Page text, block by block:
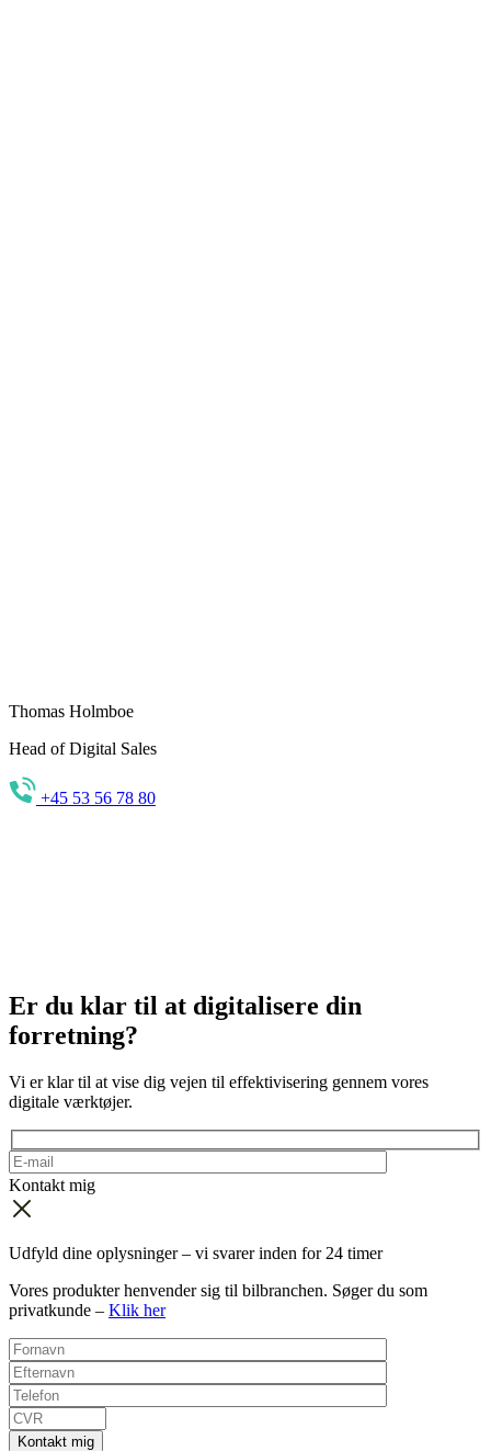
Thomas Holmboe
Head of Digital Sales
+45 53 56 78 80
Er du klar til at digitalisere din
forretning?
Vi er klar til at vise dig vejen til effektivisering gennem vores
digitale værktøjer.
Kontakt mig
Udfyld dine oplysninger – vi svarer inden for 24 timer
Vores produkter henvender sig til bilbranchen. Søger du som
privatkunde – Klik her
Kontakt mig